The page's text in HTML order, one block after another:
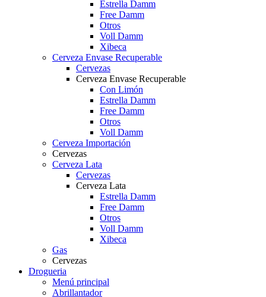
Estrella Damm
Free Damm
Otros
Voll Damm
Xibeca
Cerveza Envase Recuperable
Cervezas
Cerveza Envase Recuperable
Con Limón
Estrella Damm
Free Damm
Otros
Voll Damm
Cerveza Importación
Cervezas
Cerveza Lata
Cervezas
Cerveza Lata
Estrella Damm
Free Damm
Otros
Voll Damm
Xibeca
Gas
Cervezas
Drogueria
Menú principal
Abrillantador